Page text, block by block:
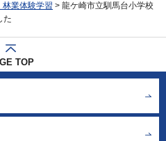
林業体験学習 > 龍ケ崎市立馴馬台小学校
た
TOP